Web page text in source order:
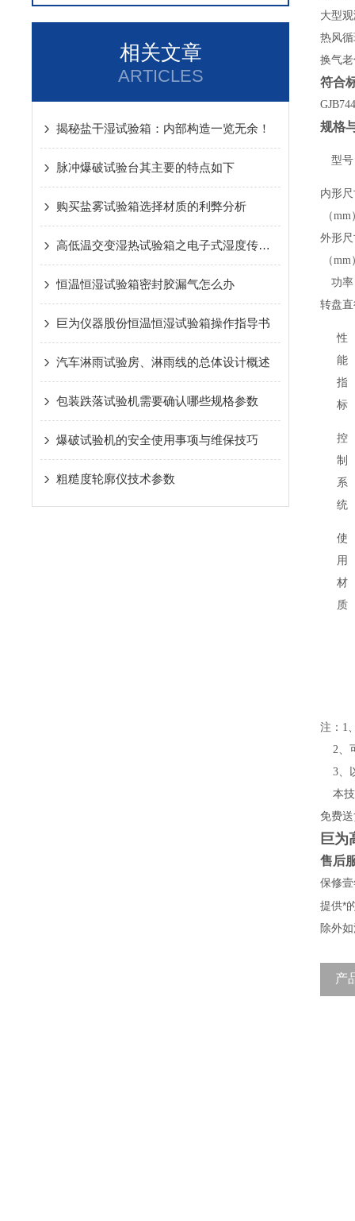
相关文章
ARTICLES
揭秘盐干湿试验箱：内部构造一览无余！
脉冲爆破试验台其主要的特点如下
购买盐雾试验箱选择材质的利弊分析
高低温交变湿热试验箱之电子式湿度传感器的研发和应用
恒温恒湿试验箱密封胶漏气怎么办
巨为仪器股份恒温恒湿试验箱操作指导书
汽车淋雨试验房、淋雨线的总体设计概述
包装跌落试验机需要确认哪些规格参数
爆破试验机的安全使用事项与维保技巧
粗糙度轮廓仪技术参数
大型
热风
换气
符合
规格
型号
内形
（mm
外形
（mm
功率
转盘
性
能
指
标
控
制
系
统
使
用
材
质
注：1
2、
3、
本
免费
巨为
售后
保修
提供*
除外
产